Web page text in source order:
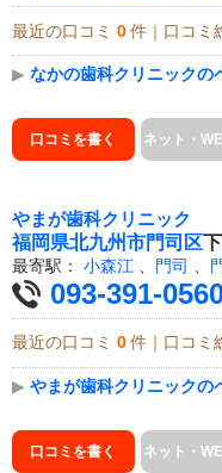
最近の口コミ 0 件｜口コミ
▶ なかの歯科クリニックの
口コミを書く ネット・
やまが歯科クリニック
福岡県北九州市門司区
最寄駅： 小森江 門司
093-391-
最近の口コミ 0 件｜口コミ
▶ やまが歯科クリニックの
口コミを書く ネット・